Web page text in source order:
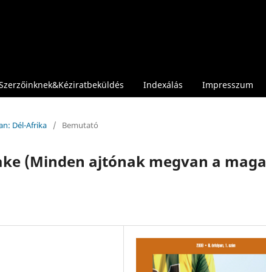
Indexálás Impresszum
Dél-Afrika / Bemutató
(Minden ajtónak megvan a maga